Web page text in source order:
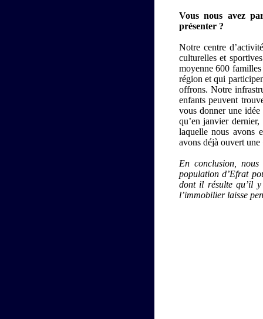
Vous nous avez
présenter ?
Notre centre
culturelles et
moyenne 600
région et qui
offrons. Notre
enfants peuvent
vous donner une
qu’en janvier
laquelle nous avons
avons déjà ouvert une
En conclusion,
population d’Efrat
dont il résulte qu’il y
l’immobilier laisse